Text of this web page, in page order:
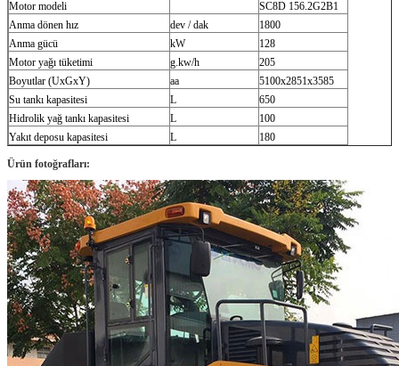
Motor modeli
SC8D 156.2G2B1
Anma dönen hız
dev / dak
1800
Anma gücü
kW
128
Motor yağı tüketimi
g.kw/h
205
Boyutlar (UxGxY)
aa
5100x2851x3585
Su tankı kapasitesi
L
650
Hidrolik yağ tankı kapasitesi
L
100
Yakıt deposu kapasitesi
L 180
Ürün fotoğrafları: